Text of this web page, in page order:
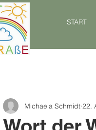
START
Michaela Schmidt 22.